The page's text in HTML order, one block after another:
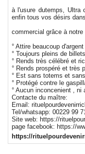
à l'usure dutemps,
enfin tous vos désirs
commercial grâce à
° Attire beaucoup d'argent
° Toujours pleins de
° Rends très célébré et
° Rends prospéré et très
° Est sans totems et
° Protégé contre le
° Aucun inconcenient , ni
Contacte du maître:
Email:
Tel/whatsapp: 00229 99
Site web: https://
page facebook: https://
https://